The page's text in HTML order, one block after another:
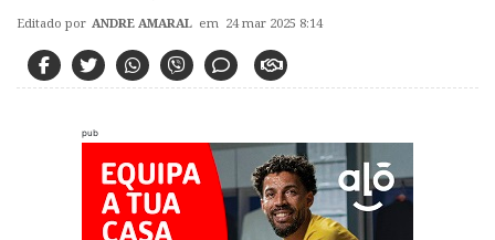
Editado por ANDRE AMARAL em 24 mar 2025 8:14
pub